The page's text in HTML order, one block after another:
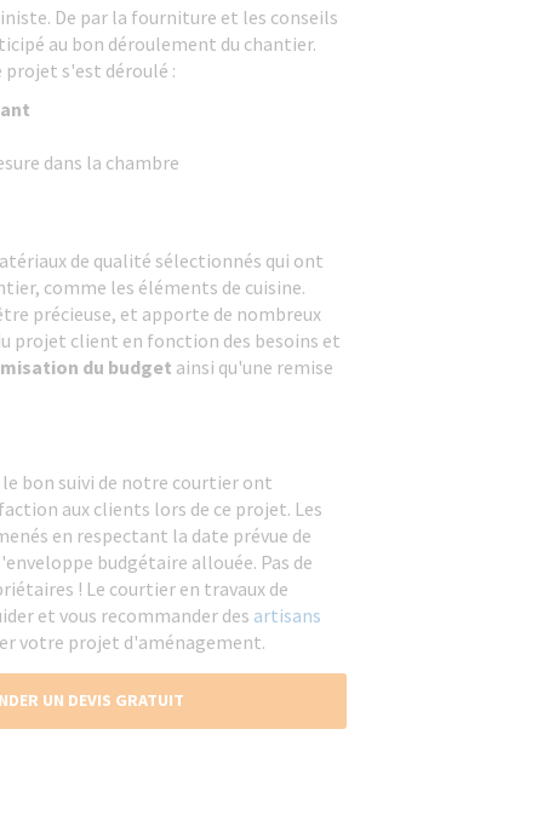
De par la fourniture et les conseils
au bon déroulement du chantier.
projet s'est déroulé :
dans la chambre
de qualité sélectionnés qui ont
comme les éléments de cuisine.
précieuse, et apporte de nombreux
projet client en fonction des besoins et
du budget ainsi qu'une remise
bon suivi de notre courtier ont
aux clients lors de ce projet. Les
en respectant la date prévue de
budgétaire allouée. Pas de
! Le courtier en travaux de
et vous recommander des artisans
votre projet d'aménagement.
UN DEVIS GRATUIT